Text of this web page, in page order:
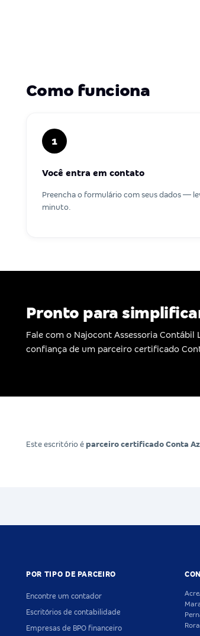
Como funciona
1
Você entra em contato
Preencha o formulário com seus dados —
minuto.
Pronto para
Fale com o Najocont Assessoria
confiança de um parceiro certificado
Este escritório é parceiro certificado Conta
POR TIPO DE PARCEIRO
Encontre um contador
Escritórios de contabilidade
Empresas de BPO financeiro
Acre